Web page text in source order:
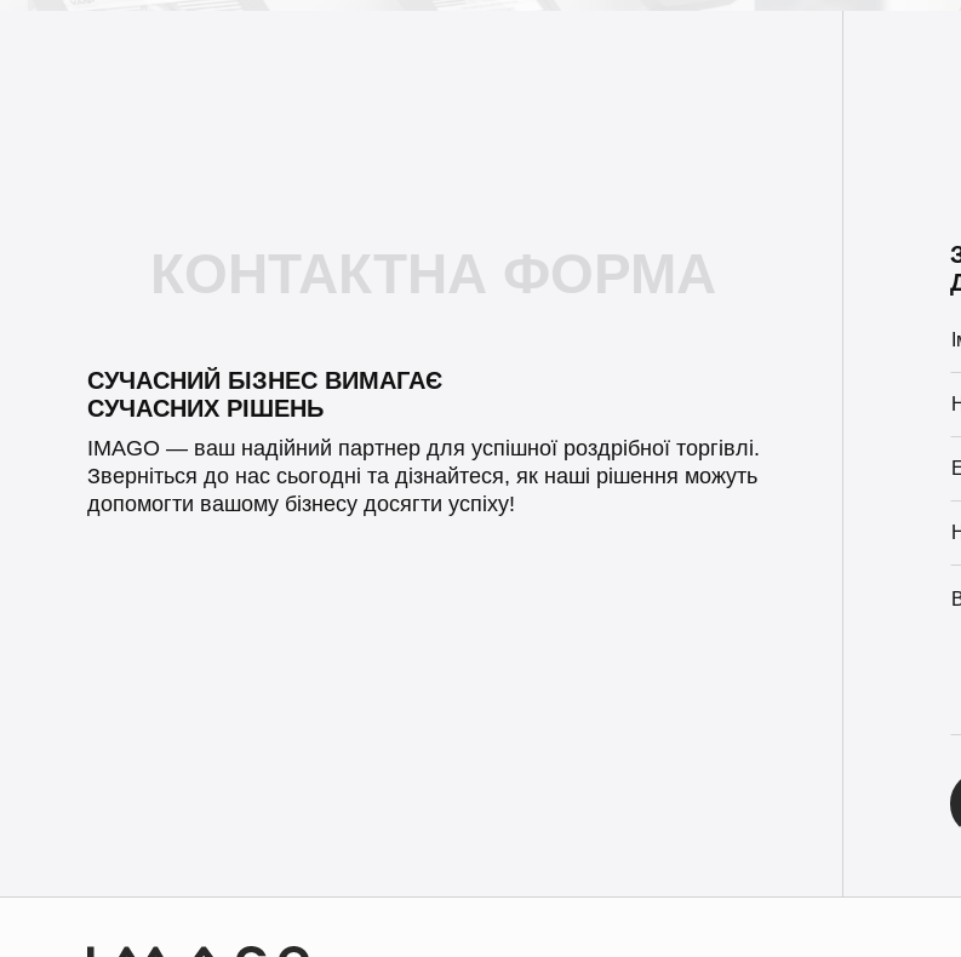
КОНТАКТНА ФОРМА
СУЧАСНИЙ БІЗНЕС ВИМАГАЄ
СУЧАСНИХ РІШЕНЬ
IMAGO — ваш надійний партнер для успішної роздрібної торгівлі.
Зверніться до нас сьогодні та дізнайтеся, як наші рішення можуть
допомогти вашому бізнесу досягти успіху!